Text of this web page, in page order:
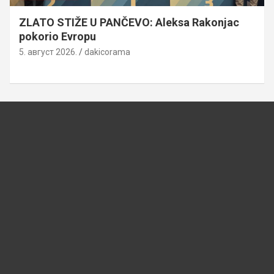
ZLATO STIŽE U PANČEVO: Aleksa Rakonjac
pokorio Evropu
5. август 2026. dakicorama